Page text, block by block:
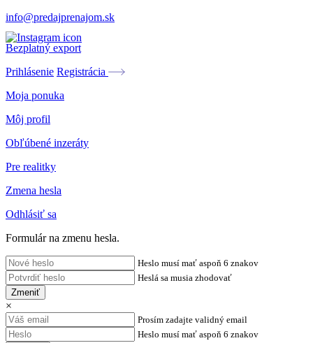
info@predajprenajom.sk
Bezplatný export
Prihlásenie Registrácia
Moja ponuka
Môj profil
Obľúbené inzeráty
Pre realitky
Zmena hesla
Odhlásiť sa
Formulár na zmenu hesla.
Heslo musí mať aspoň 6 znakov
Heslá sa musia zhodovať
Zmeniť
×
Prosím zadajte validný email
Heslo musí mať aspoň 6 znakov